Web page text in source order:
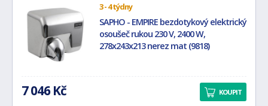
3 - 4 týdny
SAPHO - EMPIRE bezdotykový elektrický
osoušeč rukou 230 V, 2400 W,
278x243x213 nerez mat (9818)
7 046 Kč KOUPIT